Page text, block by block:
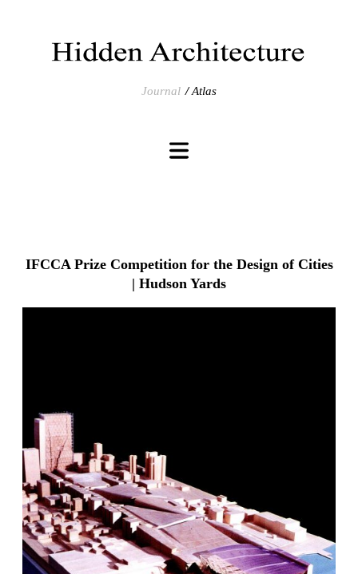
Journal Atlas
IFCCA Prize Competition for the Design of Cities
| Hudson Yards